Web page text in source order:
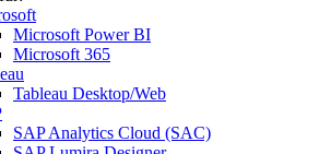
Microsoft Power BI
Microsoft 365
Tableau Desktop/Web
SAP Analytics Cloud (SAC)